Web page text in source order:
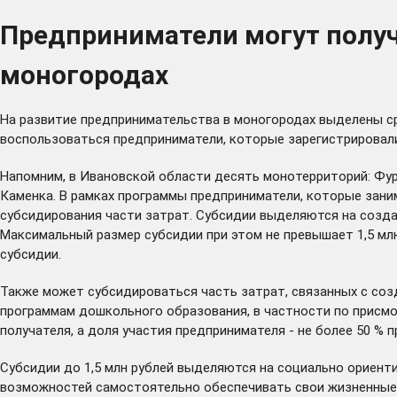
Предприниматели могут
моногородах
На развитие предпринимательства в моногородах выделены
воспользоваться предприниматели, которые
Напомним, в Ивановской области десять монотерриторий:
Каменка. В рамках программы предприниматели, которые
субсидирования части затрат. Субсидии выделяются на
Максимальный размер субсидии при этом не превышает 1,5
субсидии.
Также может субсидироваться часть затрат, связанных с
программам дошкольного образования, в частности по
получателя, а доля участия предпринимателя - не более 50 %
Субсидии до 1,5 млн рублей выделяются на социально
возможностей самостоятельно обеспечивать свои